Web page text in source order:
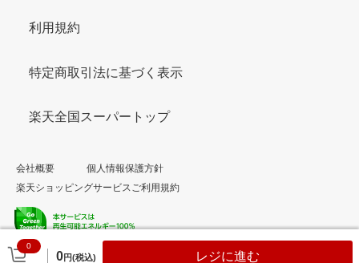
0
0円(税込) レジに進む
利用規約
特定商取引法に基づく表示
楽天全国スーパートップ
会社概要
個人情報保護方針
楽天ショッピングサービスご利用規約
© Rakuten Group, Inc.